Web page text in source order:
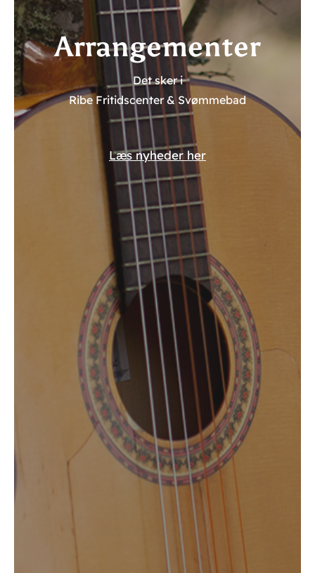
Arrangementer
Det sker i
Ribe Fritidscenter & Svømmebad
Læs nyheder her